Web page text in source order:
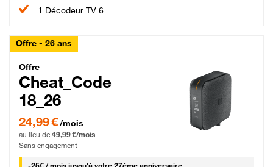
1 Décodeur TV 6
Offre - 26 ans
Cheat_Code Fibre_18_26
Offre
Cheat_Code
18_26
24,99 € par mois pendant 0 mois puis 49,99 € par mois, Sans engagement
24,99 €/mois
au lieu de 49,99 €/mois
Sans engagement
25 € par mois